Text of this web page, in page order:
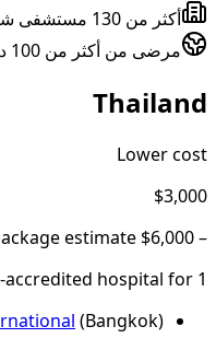
أكثر من 130 مستشفى شريك
مرضى من أكثر من 100 دولة
Thailand
Lower cost
$3,000
–
$6,000
1
for
(Bangkok)